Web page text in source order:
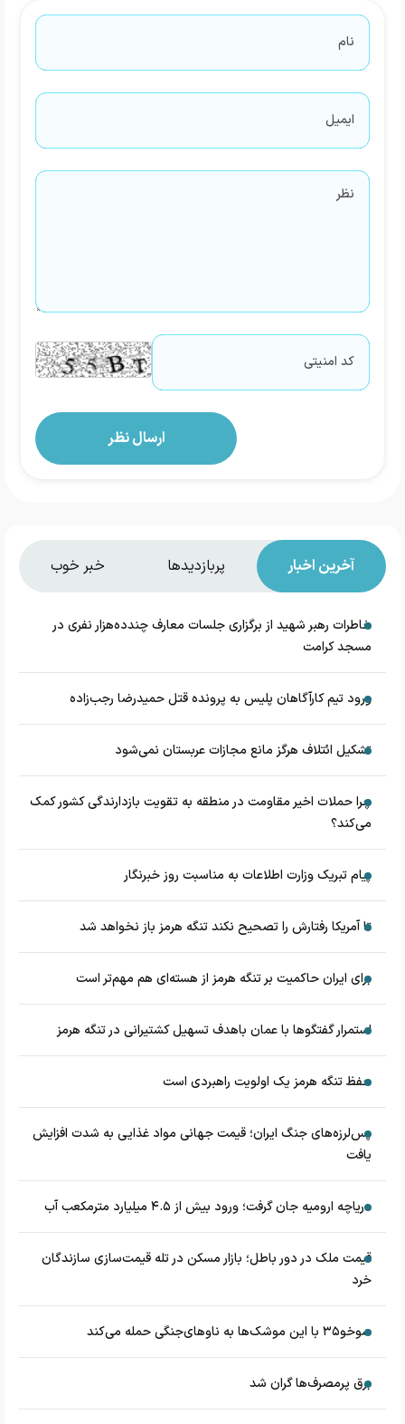
آخرین اخبار پربازدیدها خبر خوب
خاطرات رهبر شهید از برگزاری جلسات معارف چندده‌هزار نفری در
مسجد کرامت
ورود تیم کارآگاهان پلیس به پرونده قتل حمیدرضا رجب‌زاده
تشکیل ائتلاف هرگز مانع مجازات عربستان نمی‌شود
چرا حملات اخیر مقاومت در منطقه به تقویت بازدارندگی کشور کمک
می‌کند؟
پیام تبریک وزارت اطلاعات به مناسبت روز خبرنگار
تا آمریکا رفتارش را تصحیح نکند تنگه هرمز باز نخواهد شد
برای ایران حاکمیت بر تنگه هرمز از هسته‌ای هم مهم‌تر است
استمرار گفتگوها با عمان باهدف تسهیل کشتیرانی در تنگه هرمز
حفظ تنگه هرمز یک اولویت راهبردی است
پس‌لرزه‌های جنگ ایران؛ قیمت جهانی مواد غذایی به شدت افزایش
یافت
دریاچه ارومیه جان گرفت؛ ورود بیش از ۴.۵ میلیارد مترمکعب آب
قیمت ملک در دور باطل؛ بازار مسکن در تله قیمت‌سازی سازندگان
خرد
سوخو۳۵ با این موشک‌ها به ناوهای‌جنگی حمله می‌کند
برق پرمصرف‌ها گران شد